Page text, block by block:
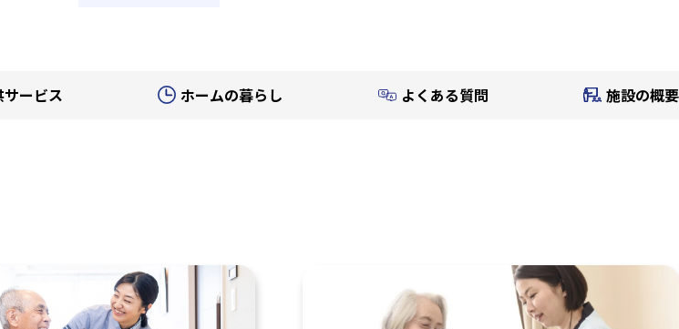
サービス ホームの暮らし よくある質問 施設の概要